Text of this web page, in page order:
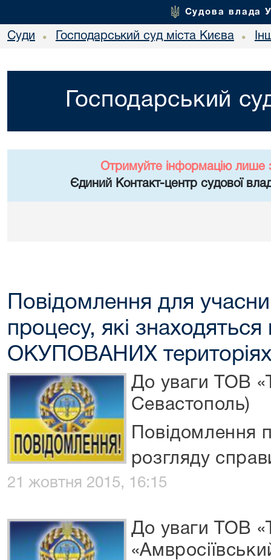
Судова влада
Суди • Господарський суд міста Києва •
Господарський
Отримуйте інформацію лише
Єдиний Контакт-центр судової
Повідомлення для
процесу, які
ОКУПОВАНИХ територіях
До уваги ТОВ
Севастополь)
Повідомлення
розгляду
21 жовтня 2015, 16:15
До уваги ТОВ